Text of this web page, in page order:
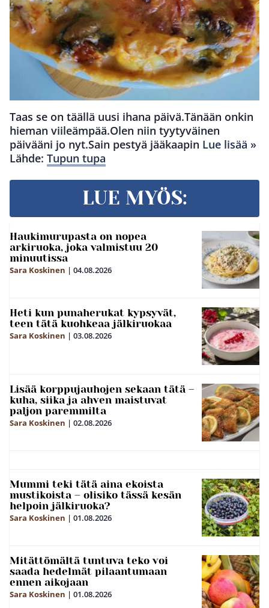
Taas se on täällä uusi ihana päivä.Tänään onkin
hieman viileämpää.Olen niin tyytyväinen
päivääni jo nyt.Sain pestyä jääkaapin Lue lisää »
Lähde: Tupun tupa
LUE MYÖS:
Haukimurupasta on nopea
arkiruoka, joka valmistuu 20
minuutissa
Sara Koskinen | 04.08.2026
Heti kun punaherukat kypsyvät,
teen tätä kuohkeaa jälkiruokaa
Sara Koskinen | 03.08.2026
Lisää korppujauhojen sekaan tätä –
kuha, siika ja ahven maistuvat
paljon paremmilta
Sara Koskinen | 02.08.2026
Mummi teki tätä aina ekoista
mustikoista – olisiko tässä kesän
helpoin jälkiruoka?
Sara Koskinen | 01.08.2026
Mitättömältä tuntuva teko voi
saada hedelmät pilaantumaan
ennen aikojaan
Sara Koskinen | 01.08.2026